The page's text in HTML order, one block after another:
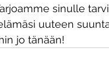
sinulle
uuteen
jo tänään!